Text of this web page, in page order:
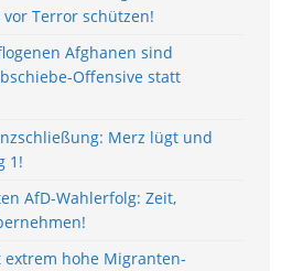
Terror schützen!
Afghanen sind
Offensive statt
Merz lügt und
1!
AfD-Wahlerfolg: Zeit,
hohe Migranten-